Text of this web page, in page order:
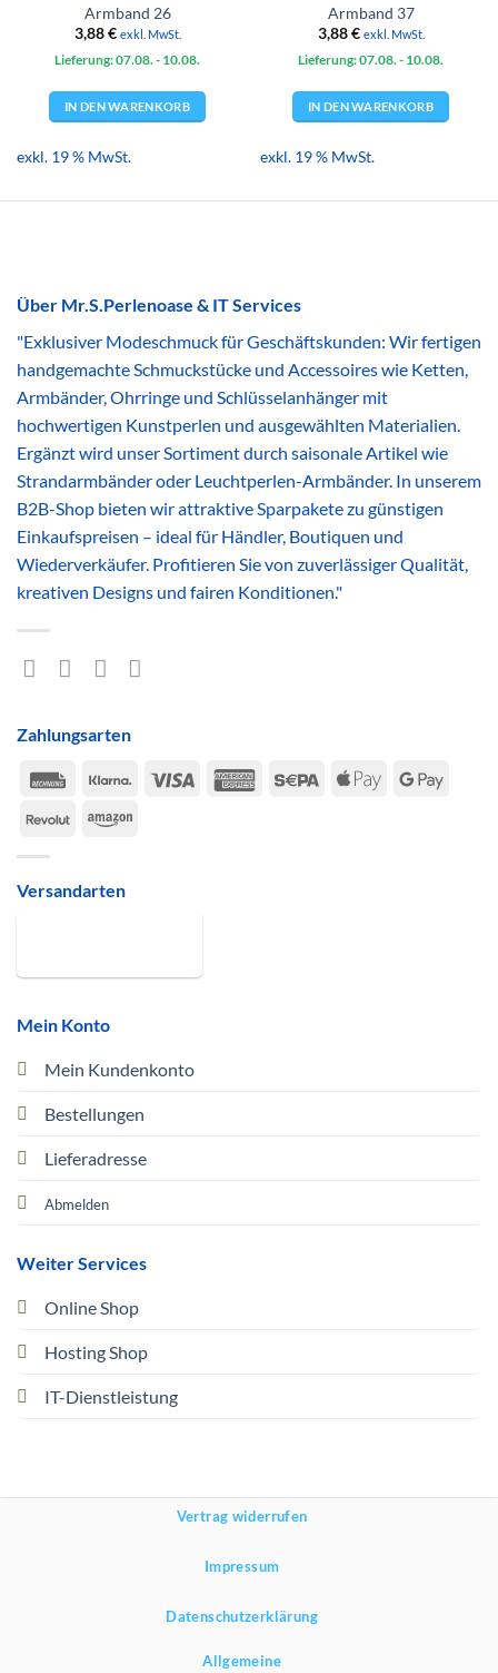
Armband 26
3,88€ exkl. MwSt.
Lieferung: 07.08. - 10.08.
IN DEN WARENKORB
exkl. 19 % MwSt.
Armband 37
3,88€ exkl. MwSt.
Lieferung: 07.08. - 10.08.
IN DEN WARENKORB
exkl. 19 % MwSt.
Über Mr.S.Perlenoase & IT Services
"Exklusiver Modeschmuck für Geschäftskunden: Wir fertigen
handgemachte Schmuckstücke und Accessoires wie Ketten,
Armbänder, Ohrringe und Schlüsselanhänger mit
hochwertigen Kunstperlen und ausgewählten Materialien.
Ergänzt wird unser Sortiment durch saisonale Artikel wie
Strandarmbänder oder Leuchtperlen-Armbänder. In unserem
B2B-Shop bieten wir attraktive Sparpakete zu günstigen
Einkaufspreisen – ideal für Händler, Boutiquen und
Wiederverkäufer. Profitieren Sie von zuverlässiger Qualität,
kreativen Designs und fairen Konditionen."
Mein Konto
Mein Kundenkonto
Bestellungen
Lieferadresse
Abmelden
Weiter Services
Online Shop
Hosting Shop
IT-Dienstleistung
Zahlungsarten
Rechung
Klarna Visa
American Sepa
Apple
Google
RevolutAmazon
Versandarten
Vertrag widerrufen
Impressum
Datenschutzerklärung
Allgemeine